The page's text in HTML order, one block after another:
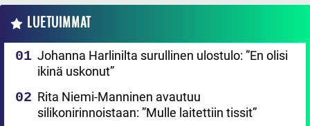
LUETUIMMAT
Johanna Harlinilta surullinen ulostulo: ”En olisi
ikinä uskonut”
Rita Niemi-Manninen avautuu
silikonirinnoistaan: ”Mulle laitettiin tissit”